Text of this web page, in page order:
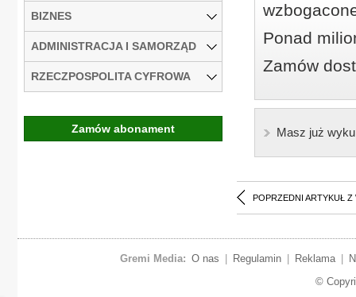
Ponad
Zamów
Masz już
POPRZEDNI ARTYKUŁ Z
BIZNES
ADMINISTRACJA I SAMORZĄD
RZECZPOSPOLITA CYFROWA
Zamów abonament
Gremi Media: O nas Regulamin Reklama
©